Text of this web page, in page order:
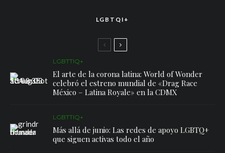
LGBTQI+
LGBTTIQ+
El arte de la corona latina: World of Wonder
celebró el estreno mundial de «Drag Race
México – Latina Royale» en la CDMX
LGBTTIQ+
Más allá de junio: Las redes de apoyo LGBTQ+
que siguen activas todo el año